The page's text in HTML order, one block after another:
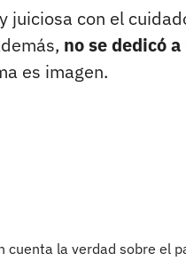
juiciosa con el
no se dedicó
es imagen.
cuenta la verdad sobre el